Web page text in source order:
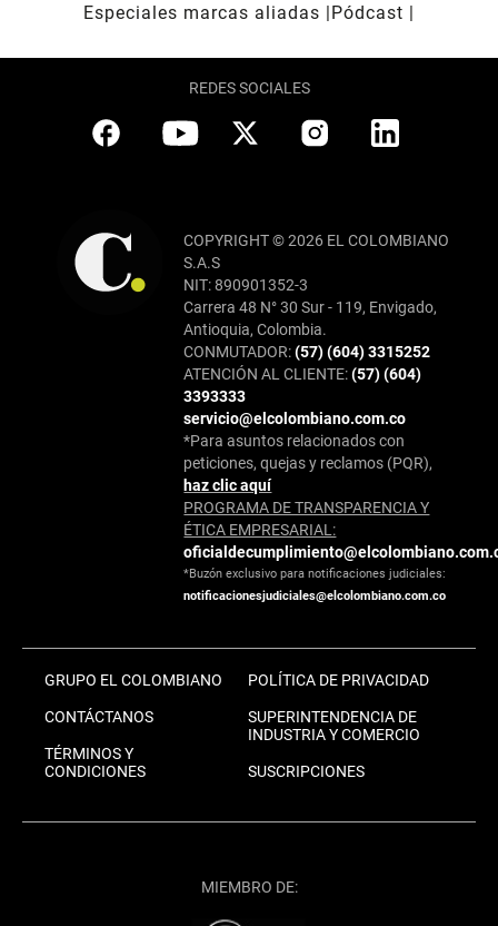
Especiales marcas aliadas
Pódcast
REDES SOCIALES
COPYRIGHT © 2026 EL COLOMBIANO
S.A.S
NIT: 890901352-3
Carrera 48 N° 30 Sur - 119, Envigado,
Antioquia, Colombia.
CONMUTADOR:(57) (604) 3315252
ATENCIÓN AL CLIENTE:(57) (604)
3393333
servicio@elcolombiano.com.co
*Para asuntos relacionados con
peticiones, quejas y reclamos (PQR),
haz clic aquí
PROGRAMA DE TRANSPARENCIA Y
ÉTICA EMPRESARIAL:
*Buzón exclusivo para notificaciones judiciales:
notificacionesjudiciales@elcolombiano.com.co
GRUPO EL COLOMBIANO
CONTÁCTANOS
TÉRMINOS Y
CONDICIONES
POLÍTICA DE PRIVACIDAD
SUPERINTENDENCIA DE
INDUSTRIA Y COMERCIO
SUSCRIPCIONES
MIEMBRO DE: